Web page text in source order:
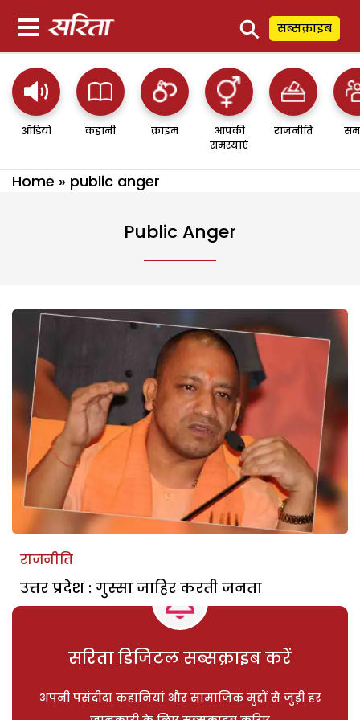
⚲ सब्सक्राइब
ऑडियो कहानी क्राइम
आपकी
समस्याएं
राजनीति
Home » public anger
Public Anger
राजनीति
उत्तर प्रदेश : गुस्सा जाहिर करती जनता
सरिता डिजिटल सब्सक्राइब करें
अपनी पसंदीदा कहानियां और सामाजिक मुद्दों से जुड़ी हर